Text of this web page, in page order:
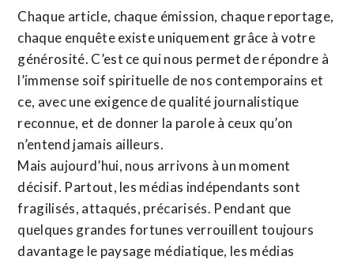
Chaque article, chaque émission, chaque reportage,
chaque enquête existe uniquement grâce à votre
générosité. C’est ce qui nous permet de répondre à
l’immense soif spirituelle de nos contemporains et
ce, avec une exigence de qualité journalistique
reconnue, et de donner la parole à ceux qu’on
n’entend jamais ailleurs.
Mais aujourd’hui, nous arrivons à un moment
décisif. Partout, les médias indépendants sont
fragilisés, attaqués, précarisés. Pendant que
quelques grandes fortunes verrouillent toujours
davantage le paysage médiatique, les médias